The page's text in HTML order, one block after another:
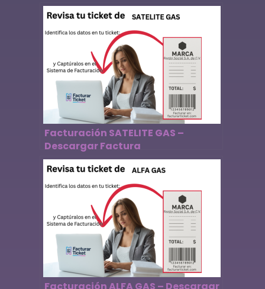
Facturación SATELITE GAS –
Descargar Factura